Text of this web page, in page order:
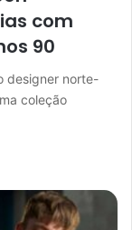
com
90
designer norte-
coleção